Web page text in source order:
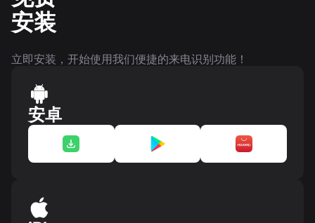
安装
立即安装，开始使用我们便捷的来电识别功能！
安卓